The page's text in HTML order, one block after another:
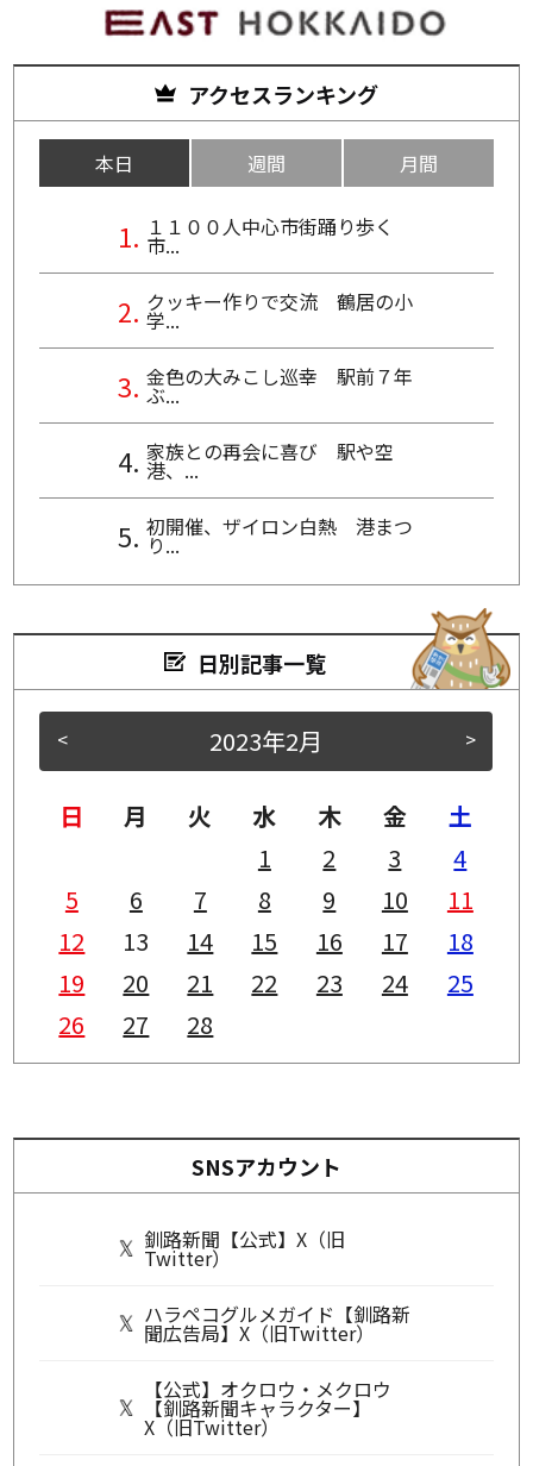
アクセスランキング
本日 週間 月間
１１００人中心市街踊り歩く
市...
クッキー作りで交流 鶴居の小
学...
金色の大みこし巡幸 駅前７年
ぶ...
家族との再会に喜び 駅や空
港、...
初開催、ザイロン白熱 港まつ
り...
日別記事一覧
< >
2023年2月
日 月 火 水 木 金
土
1
2 3
4
5
6 7 8 9 10
11
12
13 14 15 16 17
18
19
20 21 22 23 24
25
26
27 28
SNSアカウント
釧路新聞【公式】X（旧
Twitter）
ハラペコグルメガイド【釧路新
聞広告局】X（旧Twitter）
【公式】オクロウ・メクロウ
【釧路新聞キャラクター】
X（旧Twitter）